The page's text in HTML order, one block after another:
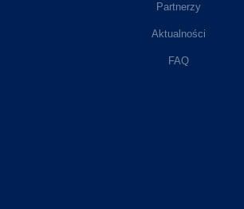
Partnerzy
Aktualności
FAQ